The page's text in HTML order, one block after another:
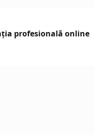
profesională online